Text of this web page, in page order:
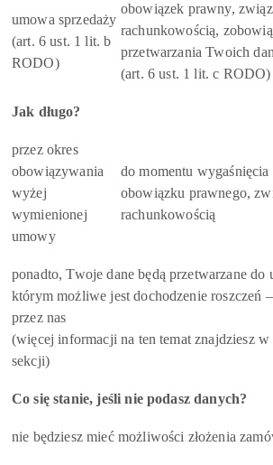
umowa sprzedaży
(art. 6 ust. 1 lit. b
RODO)
obowiązek prawny,
rachunkowością,
przetwarzania Twoich
(art. 6 ust. 1 lit. c RODO)
Jak długo?
przez okres
obowiązywania
wyżej
wymienionej
umowy
do momentu wygaśnięcia
obowiązku prawnego,
rachunkowością
ponadto, Twoje dane będą przetwarzane do
którym możliwe jest dochodzenie roszczeń
przez nas
(więcej informacji na ten temat znajdziesz w
sekcji)
Co się stanie, jeśli nie podasz danych?
nie będziesz mieć możliwości złożenia